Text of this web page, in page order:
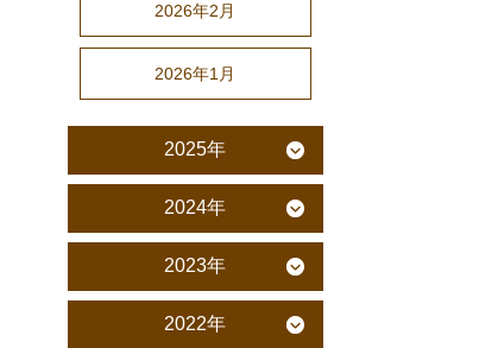
2026年2月
2026年1月
2025年
2024年
2023年
2022年